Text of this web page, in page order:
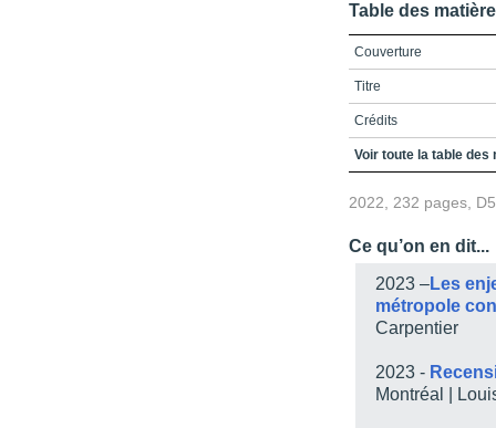
Table des
Couverture
Titre
Crédits
Remerciements
Liste des sigles et
Introduction
Chapitre 1 /
Conclusion
Voir toute la table des
2022, 232 pages,
Ce qu’on en dit...
2023 –Les
métropole
Carpentier
2023 -
Montréal |